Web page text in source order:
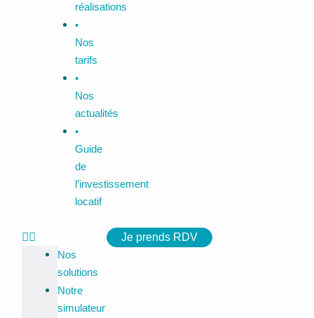
réalisations
•
Nos
tarifs
•
Nos
actualités
•
Guide
de
l’investissement
locatif
Nos
solutions
Notre
simulateur
Je prends RDV